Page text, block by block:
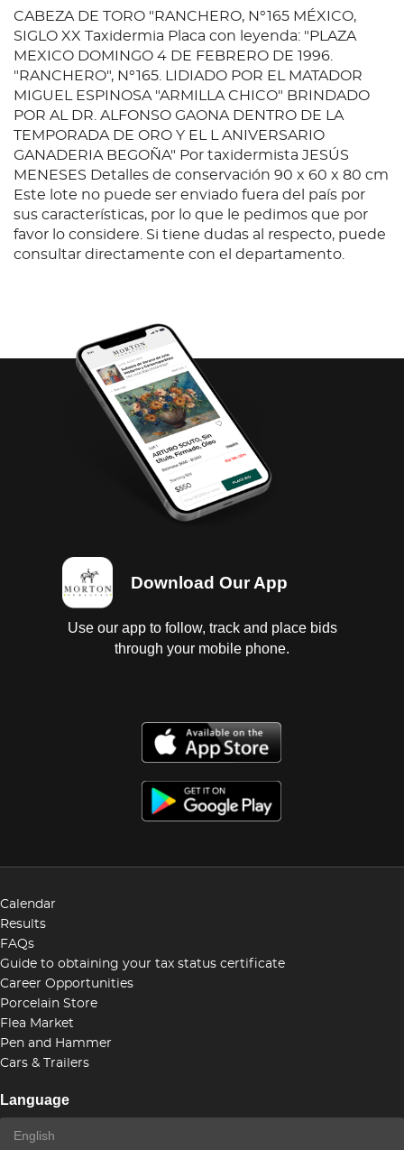
CABEZA DE TORO "RANCHERO, N°165 MÉXICO,
SIGLO XX Taxidermia Placa con leyenda: "PLAZA
MEXICO DOMINGO 4 DE FEBRERO DE 1996.
"RANCHERO", N°165. LIDIADO POR EL MATADOR
MIGUEL ESPINOSA "ARMILLA CHICO" BRINDADO
POR AL DR. ALFONSO GAONA DENTRO DE LA
TEMPORADA DE ORO Y EL L ANIVERSARIO
GANADERIA BEGOÑA" Por taxidermista JESÚS
MENESES Detalles de conservación 90 x 60 x 80 cm
Este lote no puede ser enviado fuera del país por
sus características, por lo que le pedimos que por
favor lo considere. Si tiene dudas al respecto, puede
consultar directamente con el departamento.
Download Our App
Use our app to follow, track and place bids
through your mobile phone.
Calendar
Results
FAQs
Guide to obtaining your tax status certificate
Career Opportunities
Porcelain Store
Flea Market
Pen and Hammer
Cars & Trailers
Language